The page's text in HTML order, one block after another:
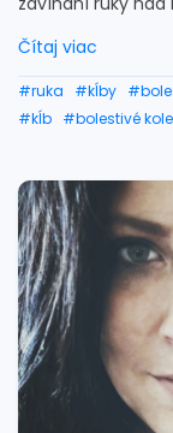
Čítaj viac
#ruka #kĺby
#kĺb #bolestivé
#bolesť ramena a